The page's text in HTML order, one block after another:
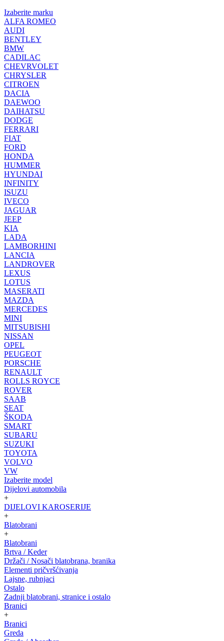
Izaberite marku
ALFA ROMEO
AUDI
BENTLEY
BMW
CADILAC
CHEVRVOLET
CHRYSLER
CITROEN
DACIA
DAEWOO
DAIHATSU
DODGE
FERRARI
FIAT
FORD
HONDA
HUMMER
HYUNDAI
INFINITY
ISUZU
IVECO
JAGUAR
JEEP
KIA
LADA
LAMBORHINI
LANCIA
LANDROVER
LEXUS
LOTUS
MASERATI
MAZDA
MERCEDES
MINI
MITSUBISHI
NISSAN
OPEL
PEUGEOT
PORSCHE
RENAULT
ROLLS ROYCE
ROVER
SAAB
SEAT
ŠKODA
SMART
SUBARU
SUZUKI
TOYOTA
VOLVO
VW
Izaberite model
Dijelovi automobila
+
DIJELOVI KAROSERIJE
+
Blatobrani
+
Blatobrani
Brtva / Keder
Držači / Nosači blatobrana, branika
Elementi pričvršćivanja
Lajsne, rubnjaci
Ostalo
Zadnji blatobrani, stranice i ostalo
Branici
+
Branici
Greda